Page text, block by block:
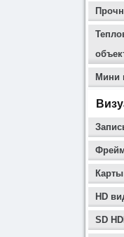
Мини
Карты
HD
SD